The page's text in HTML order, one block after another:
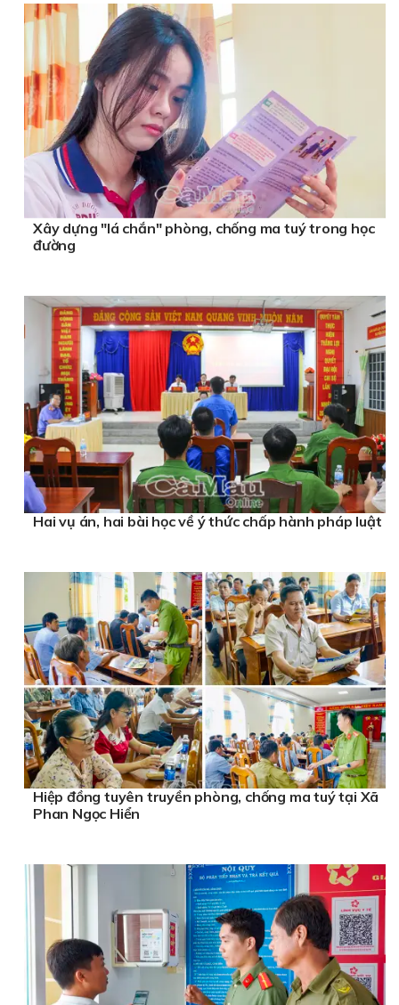
Xây dựng "lá chắn" phòng, chống ma tuý trong học
đường
Hai vụ án, hai bài học về ý thức chấp hành pháp luật
Hiệp đồng tuyên truyền phòng, chống ma tuý tại Xã
Phan Ngọc Hiển